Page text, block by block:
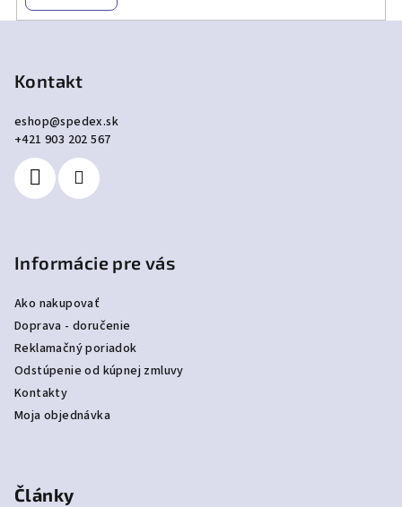
Kontakt
eshop@spedex.sk
+421 903 202 567
Informácie pre vás
Ako nakupovať
Doprava - doručenie
Reklamačný poriadok
Odstúpenie od kúpnej zmluvy
Kontakty
Moja objednávka
Články